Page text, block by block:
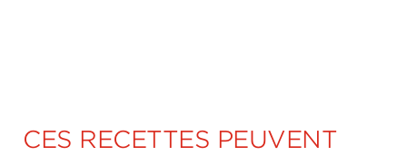
CES RECETTES PEUVENT